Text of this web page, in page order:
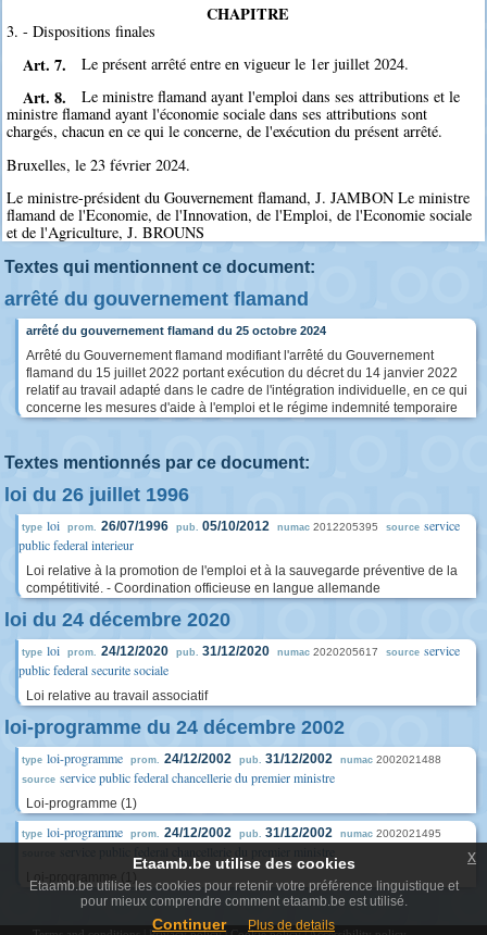
CHAPITRE
3. - Dispositions finales
Art. 7. Le présent arrêté entre en vigueur le 1er juillet 2024.
Art. 8.
Le ministre flamand ayant l'emploi dans ses attributions et le
ministre flamand ayant l'économie sociale dans ses attributions sont
chargés, chacun en ce qui le concerne, de l'exécution du présent arrêté.
Bruxelles, le 23 février 2024.
Le ministre-président du Gouvernement flamand, J. JAMBON Le ministre
flamand de l'Economie, de l'Innovation, de l'Emploi, de l'Economie sociale
et de l'Agriculture, J. BROUNS
Textes qui mentionnent ce document:
arrêté du gouvernement flamand
arrêté du gouvernement flamand du 25 octobre 2024
Arrêté du Gouvernement flamand modifiant l'arrêté du Gouvernement
flamand du 15 juillet 2022 portant exécution du décret du 14 janvier 2022
relatif au travail adapté dans le cadre de l'intégration individuelle, en ce qui
concerne les mesures d'aide à l'emploi et le régime indemnité temporaire
Textes mentionnés par ce document:
loi du 26 juillet 1996
type loi prom. 26/07/1996 pub. 05/10/2012 numac 2012205395 source service
public federal interieur
Loi relative à la promotion de l'emploi et à la sauvegarde préventive de la
compétitivité. - Coordination officieuse en langue allemande
loi du 24 décembre 2020
type loi prom. 24/12/2020 pub. 31/12/2020 numac 2020205617 source service
public federal securite sociale
Loi relative au travail associatif
loi-programme du 24 décembre 2002
type loi-programme prom. 24/12/2002 pub. 31/12/2002 numac 2002021488
source service public federal chancellerie du premier ministre
Loi-programme (1)
type loi-programme prom. 24/12/2002 pub. 31/12/2002 numac 2002021495
Etaamb.be utilise des cookies
Etaamb.be utilise les cookies pour retenir votre préférence linguistique et
pour mieux comprendre comment etaamb.be est utilisé.
Continuer Plus de details
x